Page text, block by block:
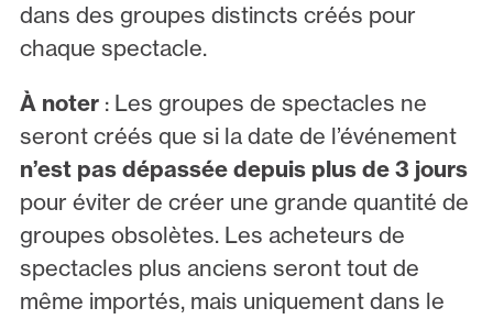
dans des groupes distincts créés pour
chaque spectacle.
À noter : Les groupes de spectacles ne
seront créés que si la date de l’événement
n’est pas dépassée depuis plus de 3 jours
pour éviter de créer une grande quantité de
groupes obsolètes. Les acheteurs de
spectacles plus anciens seront tout de
même importés, mais uniquement dans le